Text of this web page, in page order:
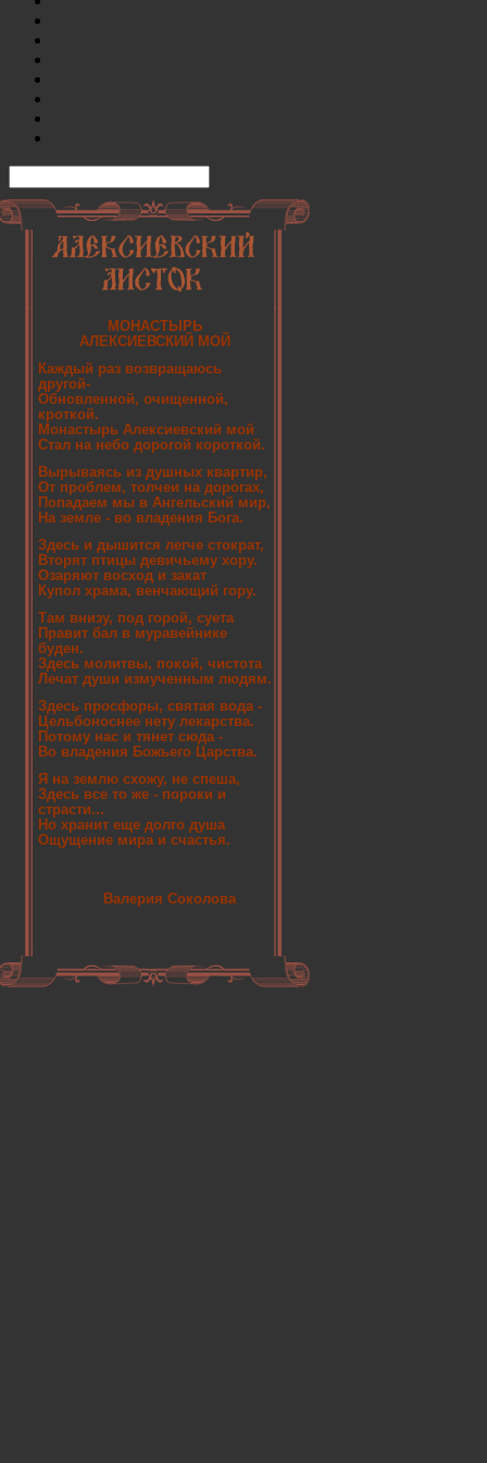
МОНАСТЫРЬ
АЛЕКСИЕВСКИЙ МОЙ
Каждый раз возвращаюсь
другой-
Обновленной, очищенной,
кроткой.
Монастырь Алексиевский мой
Стал на небо дорогой короткой.
Вырываясь из душных квартир,
От проблем, толчеи на дорогах,
Попадаем мы в Ангельский мир,
На земле - во владения Бога.
Здесь и дышится легче стократ,
Вторят птицы девичьему хору.
Озаряют восход и закат
Купол храма, венчающий гору.
Там внизу, под горой, суета
Правит бал в муравейнике
буден.
Здесь молитвы, покой, чистота
Лечат души измученным людям.
Здесь просфоры, святая вода -
Цельбоноснее нету лекарства.
Потому нас и тянет сюда -
Во владения Божьего Царства.
Я на землю схожу, не спеша,
Здесь все то же - пороки и
страсти...
Но хранит еще долго душа
Ощущение мира и счастья.
Валерия Соколова